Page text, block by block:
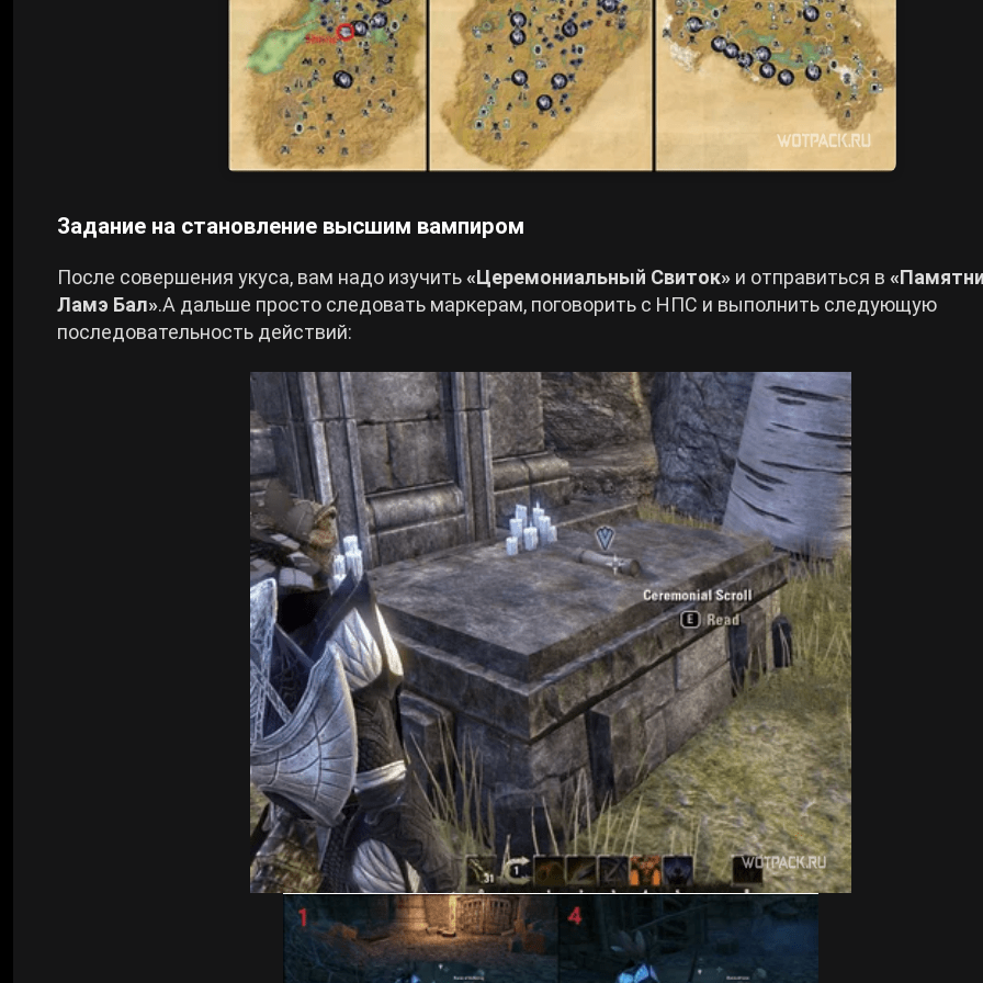
Задание на становление высшим вампиром
После совершения укуса, вам надо изучить«Церемониальный Свиток» и отправиться в
Ламэ Бал».А дальше просто следовать маркерам, поговорить с НПС и выполнить следующую
последовательность действий: